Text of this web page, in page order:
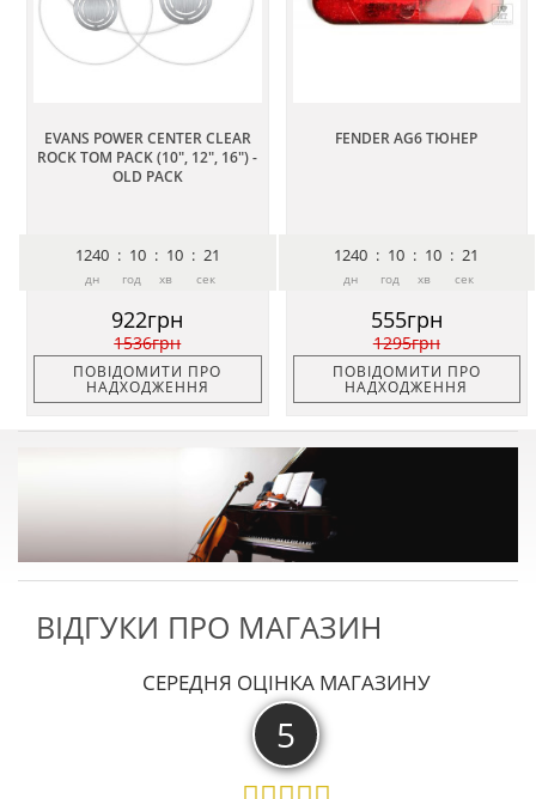
EVANS POWER CENTER CLEAR
ROCK TOM PACK (10", 12", 16") -
OLD PACK
1240
дн
: 10
год
: 10
хв
: 20
сек
922грн
1536грн
ПОВІДОМИТИ ПРО
НАДХОДЖЕННЯ
FENDER AG6 ТЮНЕР
1240
дн
: 10
год
: 10
хв
: 20
сек
555грн
1295грн
ПОВІДОМИТИ ПРО
НАДХОДЖЕННЯ
ВІДГУКИ ПРО МАГАЗИН
СЕРЕДНЯ ОЦІНКА МАГАЗИНУ
5